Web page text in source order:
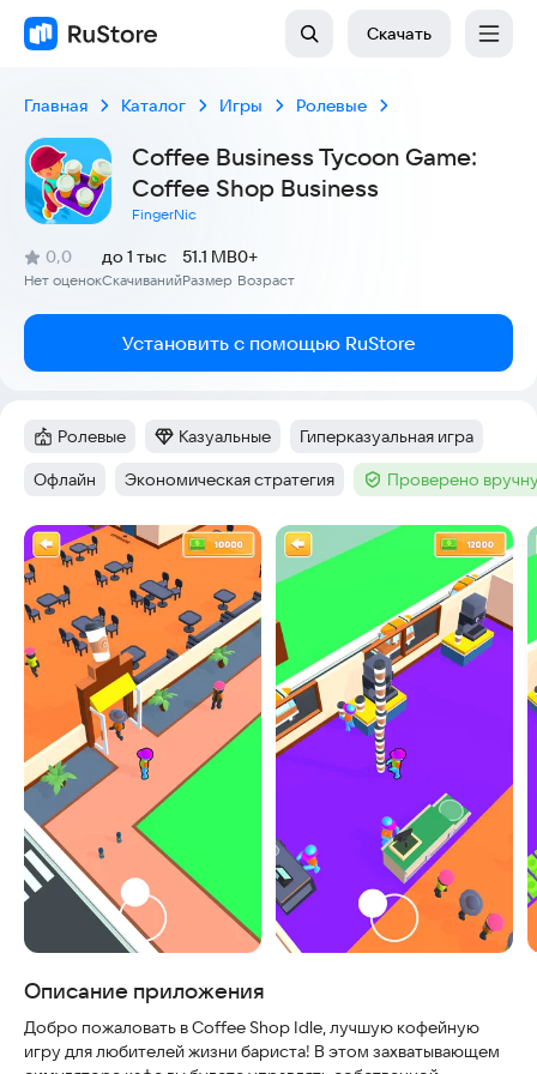
Скачать
Главная Каталог Игры Ролевые
Coffee Business Tycoon Game:
Coffee Shop Business
FingerNic
Рейтинг:
0,0
(
Нет оценок
)
Скачиваний
до 1 тыс
Размер
51.1 MB
Возраст
0+
Установить с помощью RuStore
Категория:
Ролевые Категория:
Казуальные Тег:
Гиперказуальная игра
Тег:
Офлайн Тег:
Экономическая стратегия Тег :Проверено
Скриншоты
Описание приложения
Добро пожаловать в Coffee Shop Idle, лучшую кофейную
игру для любителей жизни бариста! В этом захватывающем